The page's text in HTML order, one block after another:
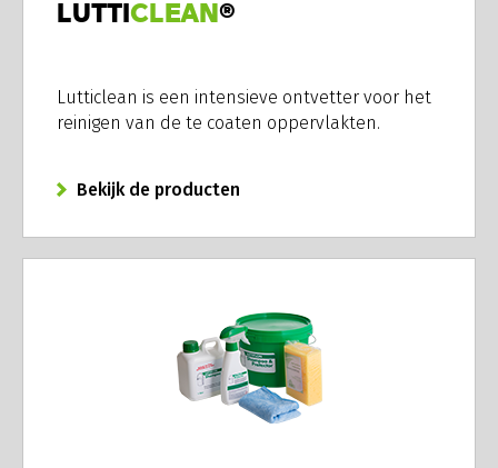
LUTTI CLEAN ®
Lutticlean is een intensieve ontvetter voor het
reinigen van de te coaten oppervlakten.
Bekijk de producten